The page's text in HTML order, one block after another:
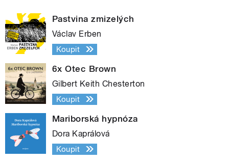
Pastvina zmizelých
Václav Erben
Koupit
6x Otec Brown
Gilbert Keith Chesterton
Koupit
Mariborská hypnóza
Dora Kaprálová
Koupit